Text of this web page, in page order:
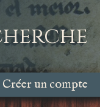
Créer un compte